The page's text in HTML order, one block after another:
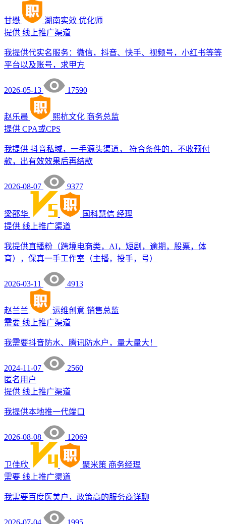
甘懋 湖南实效 优化师
提供 线上推广渠道
我提供代实名服务：微信，抖音、快手、视频号，小红书等等
平台以及账号，求甲方
2026-05-13 17590
赵乐晨 熙杭文化 商务总监
提供 CPA或CPS
我提供 抖音私域，一手源头渠道， 符合条件的，不收预付
款，出有效效果后再结款
2026-08-07 9377
梁邵华 国科慧信 经理
提供 线上推广渠道
我提供直播粉（跨境电商类，AI，短剧，逾期，股票，体
育），保真一手工作室（主播，投手，号）
2026-03-11 4913
赵兰兰 运维创意 销售总监
需要 线上推广渠道
我需要抖音防水、腾讯防水户，量大量大！
2024-11-07
2560
匿名用户
提供 线上推广渠道
我提供本地推一代端口
2026-08-08 12069
卫佳欣 聚米策 商务经理
需要 线上推广渠道
我需要百度医美户，政策高的服务商详聊